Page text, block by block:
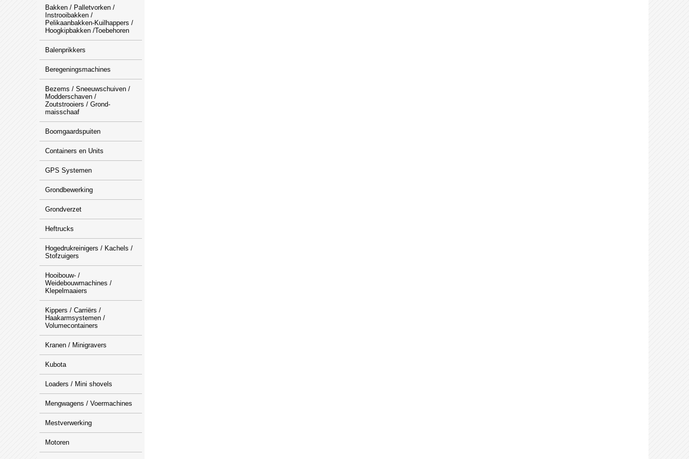
Bakken / Palletvorken /
Instrooibakken /
Pelikaanbakken-Kuilhappers /
Hoogkipbakken /Toebehoren
Balenprikkers
Beregeningsmachines
Bezems / Sneeuwschuiven /
Modderschaven /
Zoutstrooiers / Grond-
maisschaaf
Boomgaardspuiten
Containers en Units
GPS Systemen
Grondbewerking
Grondverzet
Heftrucks
Hogedrukreinigers / Kachels /
Stofzuigers
Hooibouw- /
Weidebouwmachines /
Klepelmaaiers
Kippers / Carriërs /
Haakarmsystemen /
Volumecontainers
Kranen / Minigravers
Kubota
Loaders / Mini shovels
Mengwagens / Voermachines
Mestverwerking
Motoren